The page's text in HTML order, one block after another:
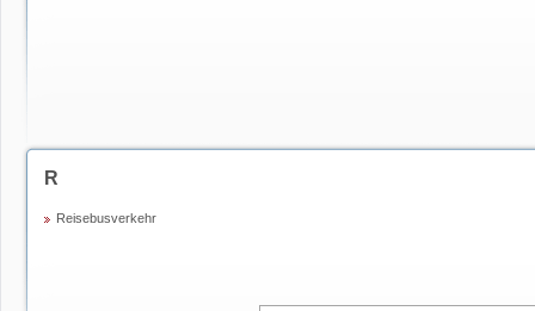
R
Reisebusverkehr